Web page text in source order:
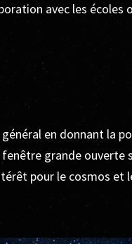
avec les écoles
en donnant la
grande ouverte
pour le cosmos et